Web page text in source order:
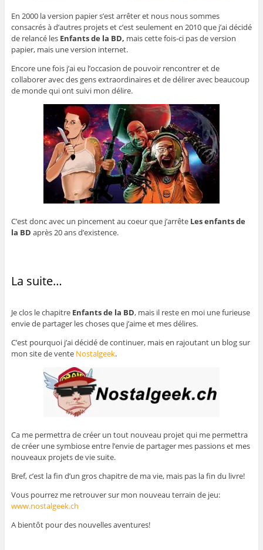
En 2000 la version papier s’est arrêter et nous nous sommes
consacrés à d’autres projets et c’est seulement en 2010 que j’ai décidé
de relancé les Enfants de la BD, mais cette fois-ci pas de version
papier, mais une version internet.
Encore une fois j’ai eu l’occasion de pouvoir rencontrer et de
collaborer avec des gens extraordinaires et de délirer avec beaucoup
de monde qui ont suivi mon délire.
C’est donc avec un pincement au coeur que j’arrête Les enfants de
la BD après 20 ans d’existence.
La suite…
Je clos le chapitre Enfants de la BD, mais il reste en moi une furieuse
envie de partager les choses que j’aime et mes délires.
C’est pourquoi j’ai décidé de continuer, mais en rajoutant un blog sur
mon site de vente Nostalgeek.
Ca me permettra de créer un tout nouveau projet qui me permettra
de créer une symbiose entre l’envie de partager mes passions et mes
nouveaux projets de vie suite.
Bref, c’est la fin d’un gros chapitre de ma vie, mais pas la fin du livre!
Vous pourrez me retrouver sur mon nouveau terrain de jeu:
www.nostalgeek.ch
A bientôt pour des nouvelles aventures!